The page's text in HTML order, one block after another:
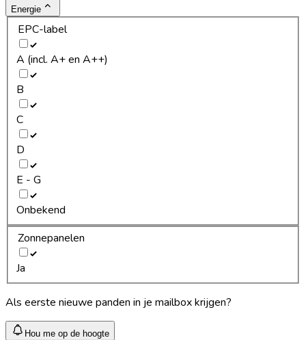
Energie
EPC-label
A (incl. A+ en A++)
B
C
D
E - G
Onbekend
Zonnepanelen
Ja
Als eerste nieuwe panden in je mailbox krijgen?
Hou me op de hoogte